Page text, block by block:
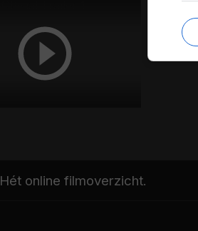
Hét online filmoverzicht.